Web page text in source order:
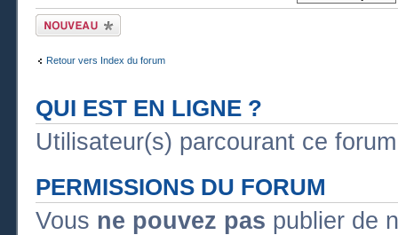
Publier un nouveau
sujet
Retour vers Index du forum
QUI EST EN LIGNE ?
Utilisateur(s) parcourant ce
PERMISSIONS DU FORUM
Vous ne pouvez pas publier de